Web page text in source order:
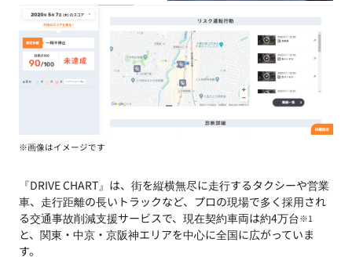
※画像はイメージです
『DRIVE CHART』は、街を縦横無尽に走行するタクシーや営業
車、走行距離の長いトラックなど、プロの現場で多く採用され
る交通事故削減支援サービスで、現在契約車両は約4万台※1
と、関東・中京・京阪神エリアを中心に全国に広がっていま
す。